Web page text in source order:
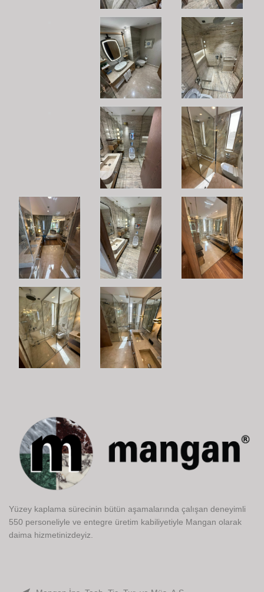
Yüzey kaplama sürecinin bütün aşamalarında çalışan deneyimli
550 personeliyle ve entegre üretim kabiliyetiyle Mangan olarak
daima hizmetinizdeyiz.